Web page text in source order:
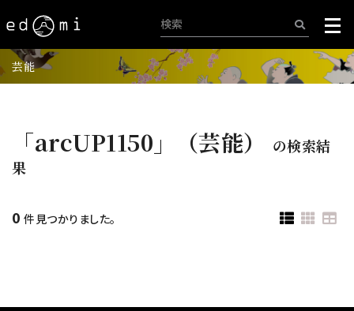
芸能
「arcUP1150」（芸能）
の検索結
果
0 件見つかりました。